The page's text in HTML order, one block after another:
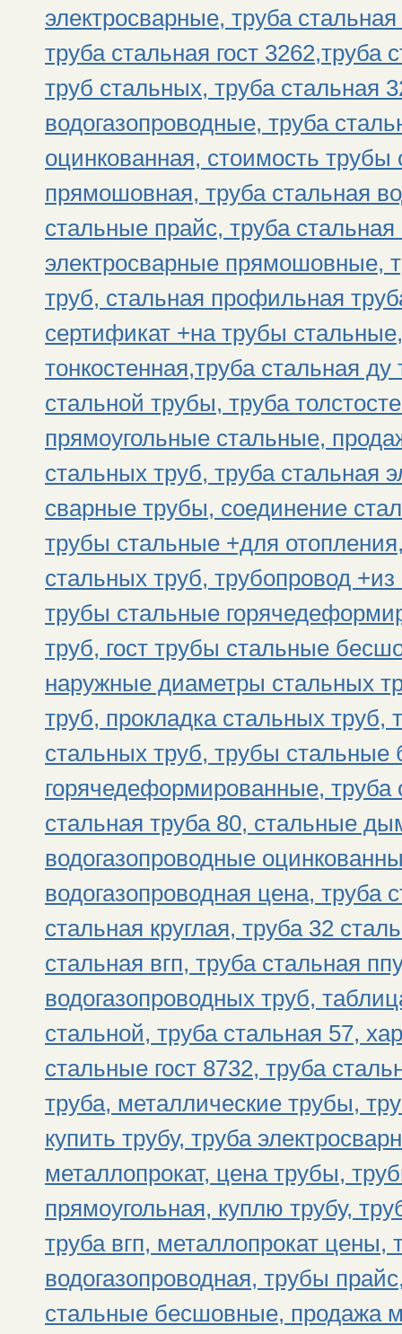
электросварные, труба
труба стальная гост 3262,труба
труб стальных, труба стальная
водогазопроводные, труба
оцинкованная, стоимость трубы
прямошовная, труба стальная
стальные прайс, труба
электросварные прямошовные,
труб, стальная профильная
сертификат +на трубы
тонкостенная,труба стальная
стальной трубы, труба
прямоугольные стальные,
стальных труб, труба стальная
сварные трубы, соединение
трубы стальные +для
стальных труб, трубопровод
трубы стальные
труб, гост трубы стальные
наружные диаметры стальных
труб, прокладка стальных труб,
стальных труб, трубы
горячедеформированные, труба
стальная труба 80, стальные
водогазопроводные
водогазопроводная цена, труба
стальная круглая, труба 32
стальная вгп, труба стальная
водогазопроводных труб,
стальной, труба стальная 57,
стальные гост 8732, труба
труба, металлические трубы,
купить трубу, труба
металлопрокат, цена трубы,
прямоугольная, куплю трубу,
труба вгп, металлопрокат цены,
водогазопроводная, трубы
стальные бесшовные, продажа